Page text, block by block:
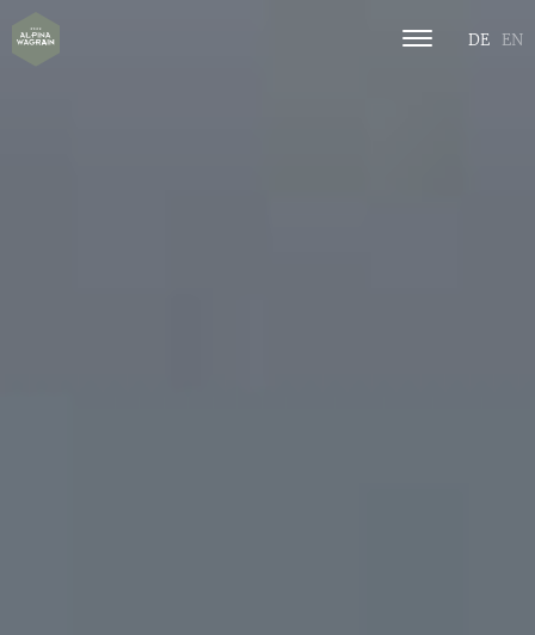
DE EN